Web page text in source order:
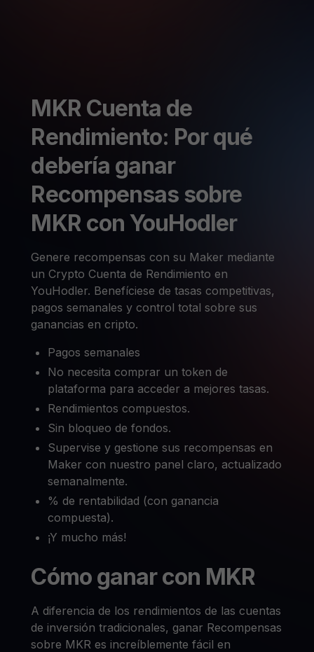
MKR Cuenta de
Rendimiento: Por qué
debería ganar
Recompensas sobre
MKR con YouHodler
Genere recompensas con su Maker mediante
un Crypto Cuenta de Rendimiento en
YouHodler. Benefíciese de tasas competitivas,
pagos semanales y control total sobre sus
ganancias en cripto.
Pagos semanales
No necesita comprar un token de
plataforma para acceder a mejores tasas.
Rendimientos compuestos.
Sin bloqueo de fondos.
Supervise y gestione sus recompensas en
Maker con nuestro panel claro, actualizado
semanalmente.
% de rentabilidad (con ganancia
compuesta).
¡Y mucho más!
Cómo ganar con MKR
A diferencia de los rendimientos de las cuentas
de inversión tradicionales, ganar Recompensas
sobre MKR es increíblemente fácil en